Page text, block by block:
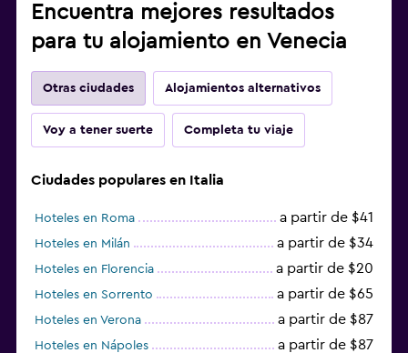
Encuentra mejores resultados
para tu alojamiento en Venecia
Otras ciudades Alojamientos alternativos
Voy a tener suerte Completa tu viaje
Ciudades populares en Italia
Hoteles en Roma a partir de $41
Hoteles en Milán a partir de $34
Hoteles en Florencia a partir de $20
Hoteles en Sorrento a partir de $65
Hoteles en Verona a partir de $87
Hoteles en Nápoles a partir de $87